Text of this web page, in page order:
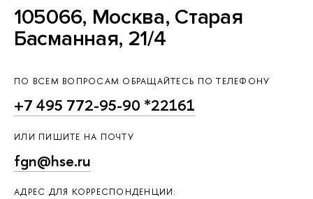
105066, Москва, Старая
Басманная, 21/4
ПО ВСЕМ ВОПРОСАМ ОБРАЩАЙТЕСЬ ПО ТЕЛЕФОНУ
+7 495 772-95-90 *22161
ИЛИ ПИШИТЕ НА ПОЧТУ
fgn@hse.ru
АДРЕС ДЛЯ КОРРЕСПОНДЕНЦИИ: